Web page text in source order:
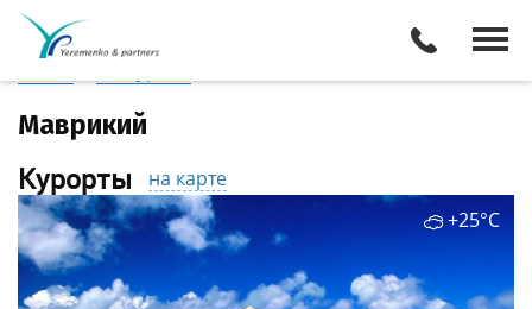
Маврикий
Курорты
Маврикий
Курорты на карте
+25°C